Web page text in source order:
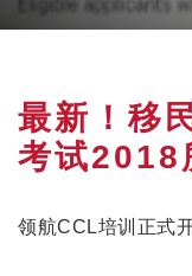
最新！移
考试2018
领航CCL培训正式